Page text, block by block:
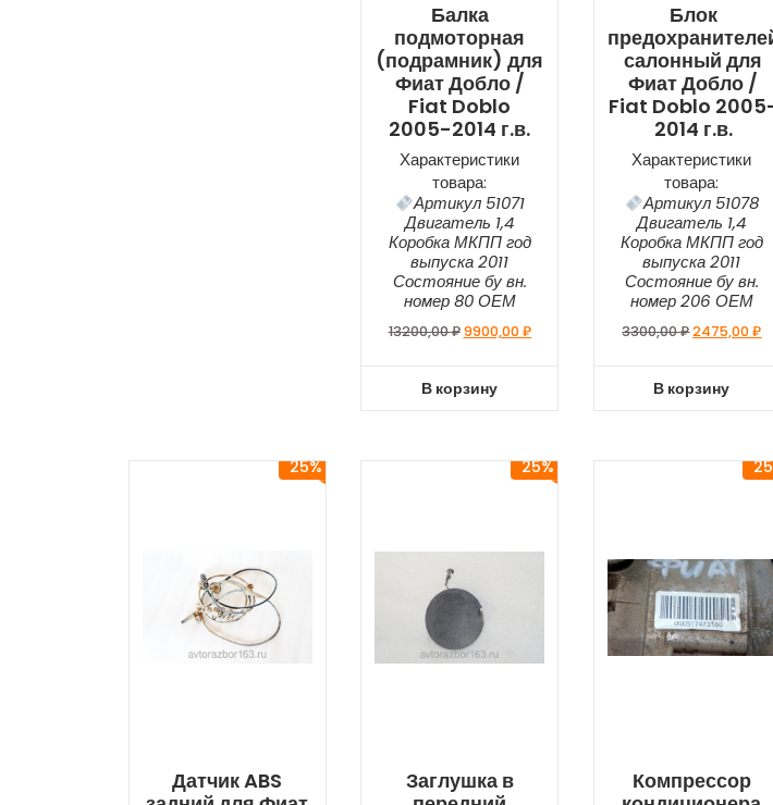
Балка
подмоторная
(подрамник) для
Фиат Добло /
Fiat Doblo
2005-2014 г.в.
Характеристики
товара:
Артикул 51071
Двигатель 1,4
Коробка МКПП год
выпуска 2011
Состояние бу вн.
номер 80 ОЕМ
13200,00₽9900,00₽
В корзину
Блок
салонный для
Фиат Добло /
Fiat Doblo
2014 г.в.
Характеристики
товара:
Артикул 51078
Двигатель 1,4
Коробка МКПП год
выпуска 2011
Состояние бу вн.
номер 206 ОЕМ
3300,00₽2475,00₽
В корзину
25%
Датчик ABS
25%
Заглушка в
Компрессор